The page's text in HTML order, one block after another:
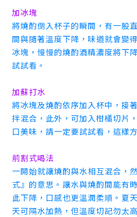
加冰塊
將燒酌倒入杯子的瞬間，有一股
間與隨著溫度下降，味道就會變
冰塊，慢慢的燒酌酒精濃度將下
試試看。
加蘇打水
將冰塊及燒酌依序加入杯中，接
拌混合，此外，可加入柑橘切片
口美味，請一定要試試看，這樣
前割式喝法
一開始就讓燒酌與水相互混合，
式』的意思。讓水與燒酌間能有
此下降，口感也更溫潤柔順。夏
天可隔水加熱，但溫度切記勿太